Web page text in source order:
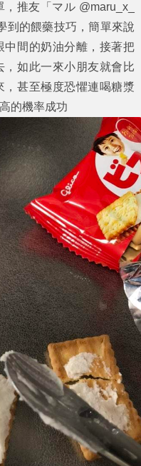
推友「マル @maru_x_
到的餵藥技巧，簡單來說
中間的奶油分離，接著把
如此一來小朋友就會比
甚至極度恐懼連喝糖漿
的機率成功